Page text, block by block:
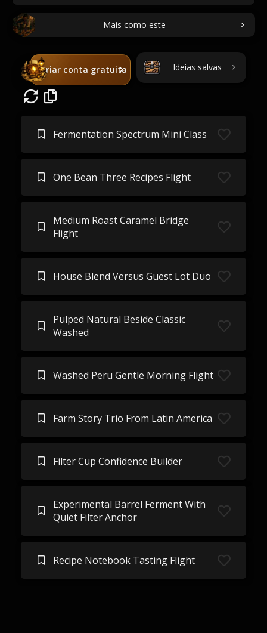
Mais como este
Criar conta gratuita Ideias salvas
Fermentation Spectrum Mini Class
One Bean Three Recipes Flight
Medium Roast Caramel Bridge
Flight
House Blend Versus Guest Lot Duo
Pulped Natural Beside Classic
Washed
Washed Peru Gentle Morning Flight
Farm Story Trio From Latin America
Filter Cup Confidence Builder
Experimental Barrel Ferment With
Quiet Filter Anchor
Recipe Notebook Tasting Flight